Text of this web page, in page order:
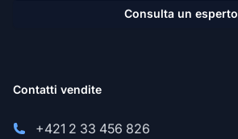
Consulta un esperto
Contatti vendite
+421 2 33 456 826